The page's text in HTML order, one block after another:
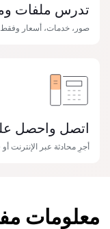
تدرس ملفات
صور، خدمات، أسعار
اتصل واحصل
أجرِ محادثة عبر الإنترنت
معلومات